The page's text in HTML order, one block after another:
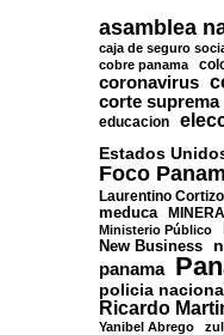
asamblea
caja de seguro
cobre panama
coronavirus
corte
educacion
Estados
Foco
Laurentino Cortizo
meduca
Ministerio Público
New Business
panama
policia
Ricardo
Yanibel Abrego